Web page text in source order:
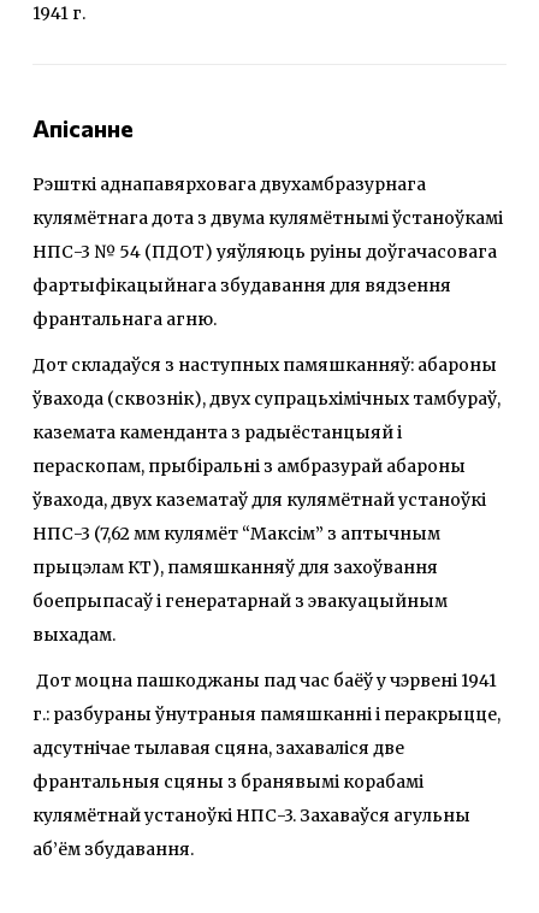
1941 г.
Апісанне
Рэшткі аднапавярховага двухамбразурнага
кулямётнага дота з двума кулямётнымі ўстаноўкамі
НПС-3 № 54 (ПДОТ) уяўляюць руіны доўгачасовага
фартыфікацыйнага збудавання для вядзення
франтальнага агню.
Дот складаўся з наступных памяшканняў: абароны
ўвахода (сквознік), двух супрацьхімічных тамбураў,
каземата каменданта з радыёстанцыяй і
пераскопам, прыбіральні з амбразурай абароны
ўвахода, двух казематаў для кулямётнай устаноўкі
НПС-3 (7,62 мм кулямёт “Максім” з аптычным
прыцэлам КТ), памяшканняў для захоўвання
боепрыпасаў і генератарнай з эвакуацыйным
выхадам.
Дот моцна пашкоджаны пад час баёў у чэрвені 1941
г.: разбураны ўнутраныя памяшканні і перакрыцце,
адсутнічае тылавая сцяна, захаваліся две
франтальныя сцяны з бранявымі корабамі
кулямётнай устаноўкі НПС-3. Захаваўся агульны
аб’ём збудавання.